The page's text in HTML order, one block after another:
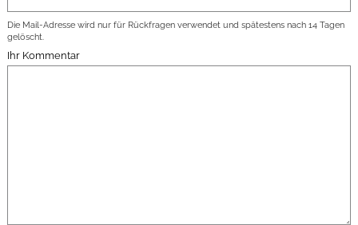
Die Mail-Adresse wird nur für Rückfragen verwendet und spätestens nach 14 Tagen
gelöscht.
Ihr Kommentar